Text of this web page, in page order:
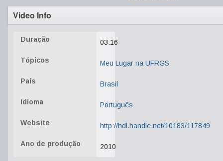
Video Info
Duração 03:16
Tópicos Meu Lugar na UFRGS
País Brasil
Idioma Português
Website http://hdl.handle.net/10183/117849
Ano de produção 2010